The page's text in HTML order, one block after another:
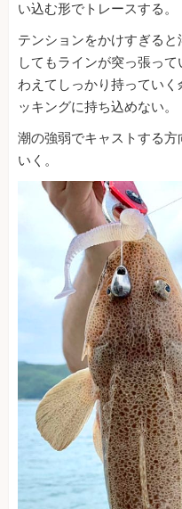
い込む形でトレースする。
テンションをかけすぎる
してもラインが突っ張っ
わえてしっかり持ってい
ッキングに持ち込めない。
潮の強弱でキャストする
いく。